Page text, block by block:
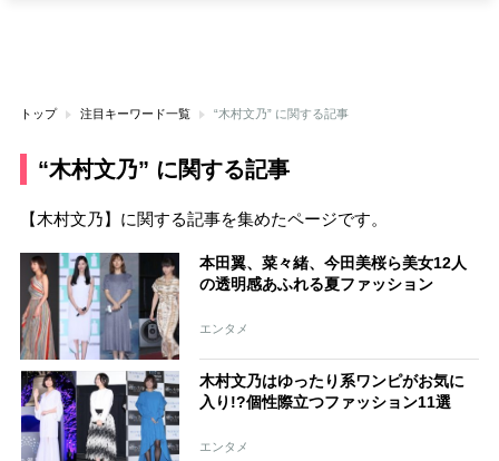
トップ 注目キーワード一覧 “木村文乃” に関する記事
“木村文乃” に関する記事
【木村文乃】に関する記事を集めたページです。
本田翼、菜々緒、今田美桜ら美女12人
の透明感あふれる夏ファッション
エンタメ
木村文乃はゆったり系ワンピがお気に
入り!?個性際立つファッション11選
エンタメ